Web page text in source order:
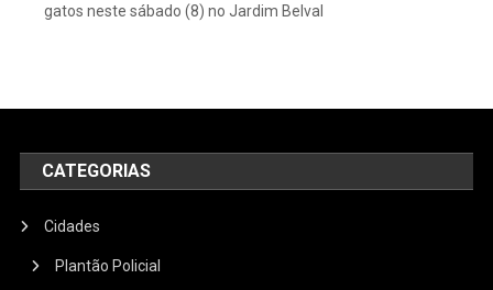
gatos neste sábado (8) no Jardim Belval
CATEGORIAS
Cidades
Plantão Policial